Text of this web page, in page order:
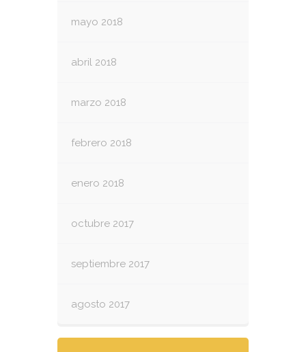
mayo 2018
abril 2018
marzo 2018
febrero 2018
enero 2018
octubre 2017
septiembre 2017
agosto 2017